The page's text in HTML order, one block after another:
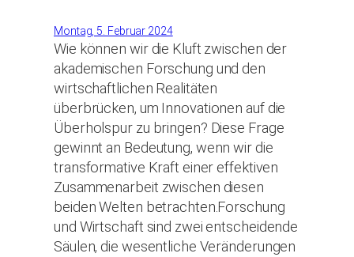
Montag, 5. Februar 2024
Wie können wir die Kluft zwischen der
akademischen Forschung und den
wirtschaftlichen Realitäten
überbrücken, um Innovationen auf die
Überholspur zu bringen? Diese Frage
gewinnt an Bedeutung, wenn wir die
transformative Kraft einer effektiven
Zusammenarbeit zwischen diesen
beiden Welten betrachten.Forschung
und Wirtschaft sind zwei entscheidende
Säulen, die wesentliche Veränderungen